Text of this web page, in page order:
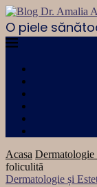
O piele
Acasa Dermatologie
foliculită
Dermatologie și